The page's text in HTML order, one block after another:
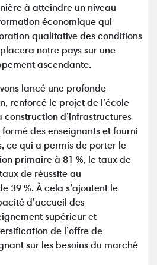
à atteindre un niveau
économique qui
qualitative des conditions
notre pays sur une
ascendante.
lancé une profonde
renforcé le projet de l’école
d’infrastructures
des enseignants et fourni
ce qui a permis de porter le
primaire à 81 %, le taux de
de réussite au
39 %. À cela s’ajoutent le
d’accueil des
supérieur et
de l’offre de
sur les besoins du marché